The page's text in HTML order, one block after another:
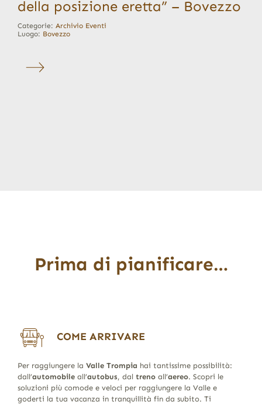
della posizione eretta” – Bovezzo
Categorie: Archivio Eventi
Luogo: Bovezzo
Prima di pianificare…
COME ARRIVARE
Per raggiungere la Valle Trompia hai tantissime possibilità:
dall’automobileall’autobus, dal trenoall’aereo. Scopri le
soluzioni più comode e veloci per raggiungere la Valle e
goderti la tua vacanza in tranquillità fin da subito. Ti